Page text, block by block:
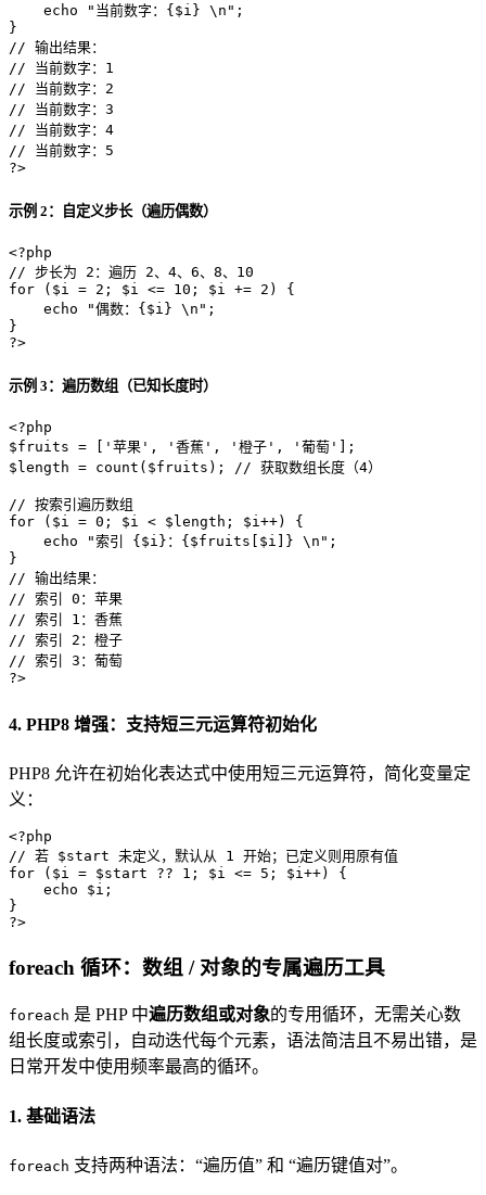
echo
"当前数字： {$i} \n" ;
// 输出结果：
// 当前数字：1
// 当前数字：2
// 当前数字：3
// 当前数字：4
// 当前数字：5
?>
示例 2：自定义步长（遍历偶数）
<?php
// 步长为 2：遍历 2、4、6、8、10
for ( $i = 2 ; $i <= 10 ; $i += 2 ) {
echo
"偶数： {$i} \n" ;
?>
示例 3：遍历数组（已知长度时）
<?php
$fruits = [ '苹果' , '香蕉' , '橙子' , '葡萄'
$length = count ( $fruits ); // 获取数组长度（4）
// 按索引遍历数组
for ( $i = 0 ; $i < $length ; $i++) {
echo
"索引 {$i} ： {$fruits[$i]} \n" ;
// 输出结果：
// 索引 0：苹果
// 索引 1：香蕉
// 索引 2：橙子
// 索引 3：葡萄
?>
4. PHP8 增强：支持短三元运算符初始化
PHP8 允许在初始化表达式中使用短三元运算符，简化变量定
义：
<?php
// 若 $start 未定义，默认从 1 开始；已定义则用原有值
for ( $i = $start ?? 1 ; $i <= 5 ; $i ++) {
echo
$i ;
?>
foreach 循环：数组 / 对象的专属遍历工具
foreach 是 PHP 中遍历数组或对象的专用循环，无需关心数
组长度或索引，自动迭代每个元素，语法简洁且不易出错，是
日常开发中使用频率最高的循环。
1. 基础语法
foreach 支持两种语法：“遍历值” 和 “遍历键值对”。